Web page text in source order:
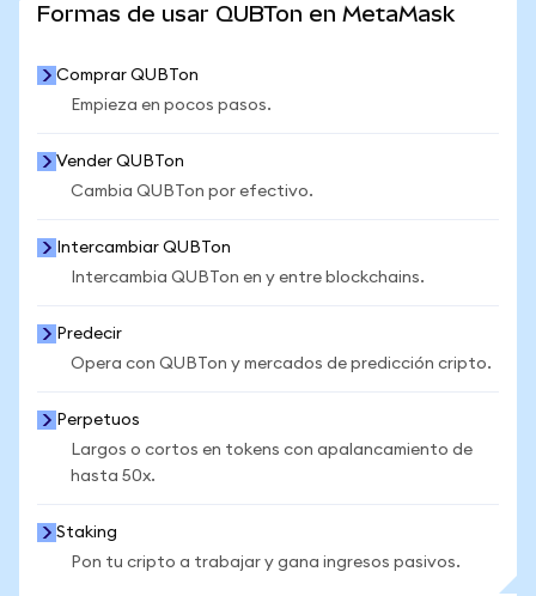
Formas de usar QUBTon en MetaMask
Comprar QUBTon
Empieza en pocos pasos.
Vender QUBTon
Cambia QUBTon por efectivo.
Intercambiar QUBTon
Intercambia QUBTon en y entre blockchains.
Predecir
Opera con QUBTon y mercados de predicción cripto.
Perpetuos
Largos o cortos en tokens con apalancamiento de
hasta 50x.
Staking
Pon tu cripto a trabajar y gana ingresos pasivos.